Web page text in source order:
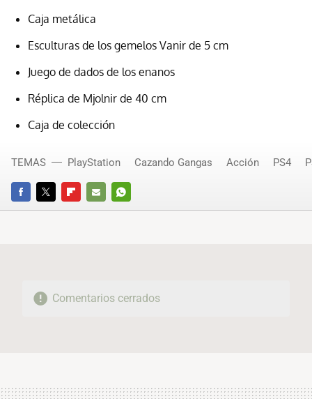
Caja metálica
Esculturas de los gemelos Vanir de 5 cm
Juego de dados de los enanos
Réplica de Mjolnir de 40 cm
Caja de colección
FACEBOOKTWITTERFLIPBOARD
E-
WHATSAPP
TEMAS PlayStation Cazando Gangas Acción PS4
Comentarios cerrados